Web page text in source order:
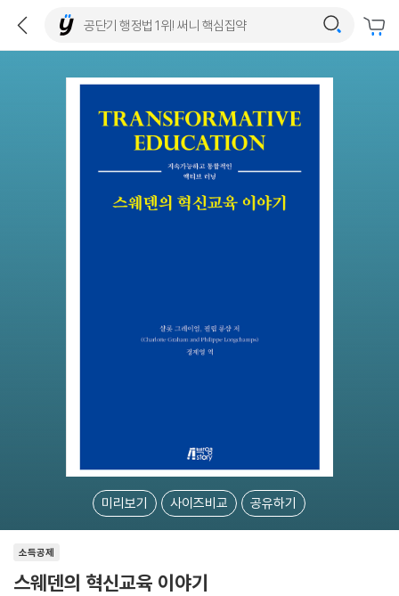
미리보기 사이즈비교 공유하기
소득공제
스웨덴의 혁신교육 이야기